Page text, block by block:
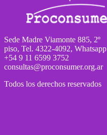
Sede Madre Viamonte 885, 2º
piso, Tel. 4322-4092, Whatsapp
+54 9 11 6599 3752
consultas@proconsumer.org.ar
Todos los derechos reservados